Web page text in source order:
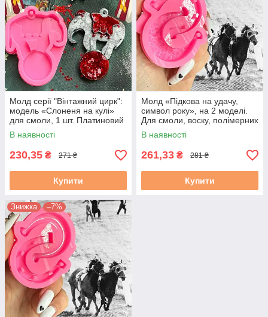
Молд серії "Вінтажний цирк":
модель «Слоненя на кулі»
для смоли, 1 шт. Платиновий
силікон, SolarArt studio
В наявності
230,35 ₴ 271 ₴
Купити
Молд «Підкова на удачу,
символ року», на 2 моделі.
Для смоли, воску, полімерних
мас, гіпсу. М. 1
В наявності
261,33 ₴ 281 ₴
Купити
Знижка –7%